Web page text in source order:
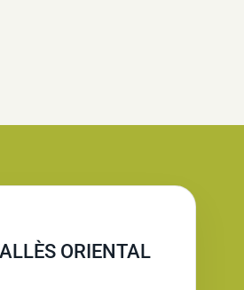
ORIENTAL